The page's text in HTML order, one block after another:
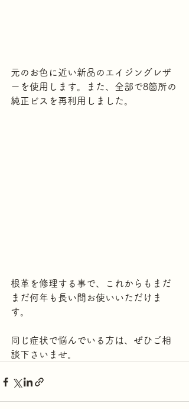
元のお色に近い新品のエイジングレザ
ーを使用します。また、全部で8箇所の
純正ビスを再利用しました。
根革を修理する事で、これからもまだ
まだ何年も長い間お使いいただけま
す。
同じ症状で悩んでいる方は、ぜひご相
談下さいませ。